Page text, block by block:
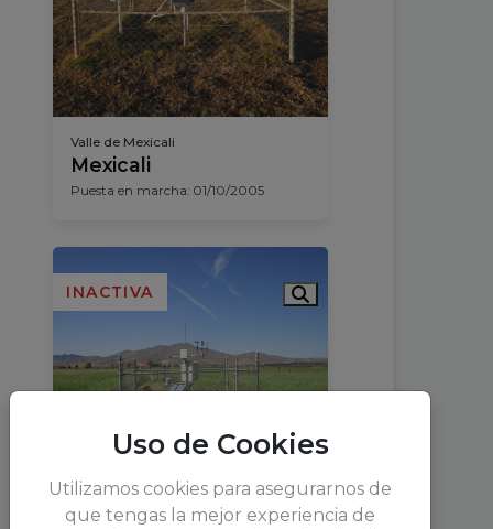
Valle de Mexicali
Mexicali
Puesta en marcha: 01/10/2005
INACTIVA
Uso de Cookies
Utilizamos cookies para asegurarnos de
que tengas la mejor experiencia de